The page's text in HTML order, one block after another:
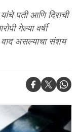
पती आणि दिराची
गेल्या वर्षी
वाद असल्याचा संशय